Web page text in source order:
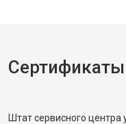
Штат сервисного центра